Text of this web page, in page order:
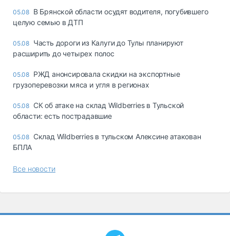
05.08 В Брянской области осудят водителя, погубившего
целую семью в ДТП
05.08 Часть дороги из Калуги до Тулы планируют
расширить до четырех полос
05.08 РЖД анонсировала скидки на экспортные
грузоперевозки мяса и угля в регионах
05.08 СК об атаке на склад Wildberries в Тульской
области: есть пострадавшие
05.08 Склад Wildberries в тульском Алексине атакован
БПЛА
Все новости